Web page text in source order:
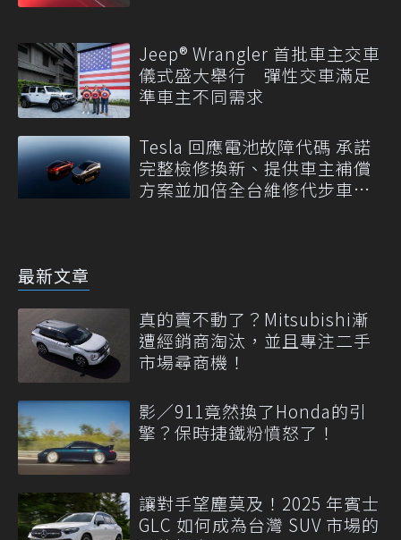
Jeep® Wrangler 首批車主交車
儀式盛大舉行 彈性交車滿足
準車主不同需求
Tesla 回應電池故障代碼 承諾
完整檢修換新、提供車主補償
方案並加倍全台維修代步車數
最新文章
真的賣不動了？Mitsubishi漸
遭經銷商淘汰，並且專注二手
市場尋商機！
影／911竟然換了Honda的引
擎？保時捷鐵粉憤怒了！
讓對手望塵莫及！2025 年賓士
GLC 如何成為台灣 SUV 市場的